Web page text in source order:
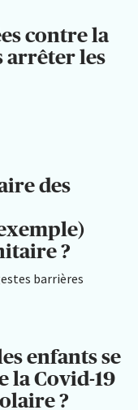
contre la
arrêter les
des
?
barrières
enfants se
la Covid-19
?